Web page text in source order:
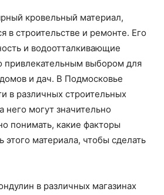
кровельный материал,
в строительстве и ремонте. Его
и водоотталкивающие
привлекательным выбором для
и дач. В Подмосковье
в различных строительных
него могут значительно
понимать, какие факторы
этого материала, чтобы сделать
в различных магазинах